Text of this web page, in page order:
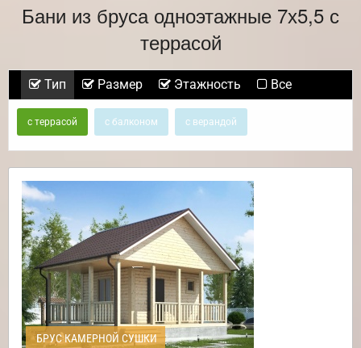
Бани из бруса одноэтажные 7х5,5 с
террасой
Тип Размер Этажность Все
с террасой с балконом с верандой
БРУС КАМЕРНОЙ СУШКИ